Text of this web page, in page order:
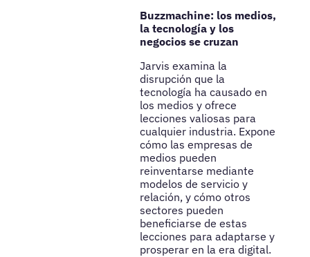
Buzzmachine: los medios,
la tecnología y los
negocios se cruzan
Jarvis examina la
disrupción que la
tecnología ha causado en
los medios y ofrece
lecciones valiosas para
cualquier industria. Expone
cómo las empresas de
medios pueden
reinventarse mediante
modelos de servicio y
relación, y cómo otros
sectores pueden
beneficiarse de estas
lecciones para adaptarse y
prosperar en la era digital.